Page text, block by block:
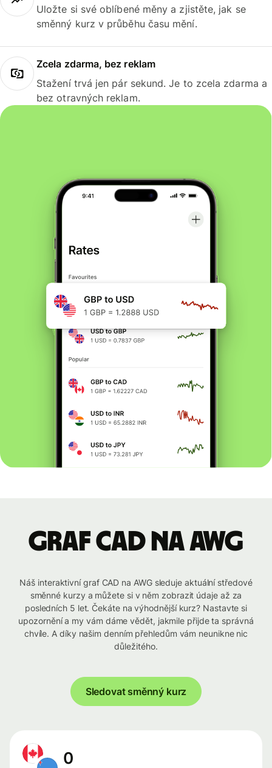
Uložte si své oblíbené měny a zjistěte, jak se
směnný kurz v průběhu času mění.
Zcela zdarma, bez reklam
Stažení trvá jen pár sekund. Je to zcela zdarma a
bez otravných reklam.
graf CAD na AWG
Náš interaktivní graf CAD na AWG sleduje aktuální středové
směnné kurzy a můžete si v něm zobrazit údaje až za
posledních 5 let. Čekáte na výhodnější kurz? Nastavte si
upozornění a my vám dáme vědět, jakmile přijde ta správná
chvíle. A díky našim denním přehledům vám neunikne nic
důležitého.
Sledovat směnný kurz
0